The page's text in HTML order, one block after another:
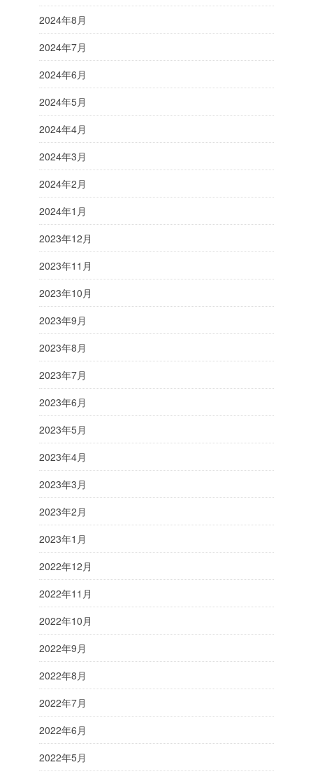
2024年8月
2024年7月
2024年6月
2024年5月
2024年4月
2024年3月
2024年2月
2024年1月
2023年12月
2023年11月
2023年10月
2023年9月
2023年8月
2023年7月
2023年6月
2023年5月
2023年4月
2023年3月
2023年2月
2023年1月
2022年12月
2022年11月
2022年10月
2022年9月
2022年8月
2022年7月
2022年6月
2022年5月